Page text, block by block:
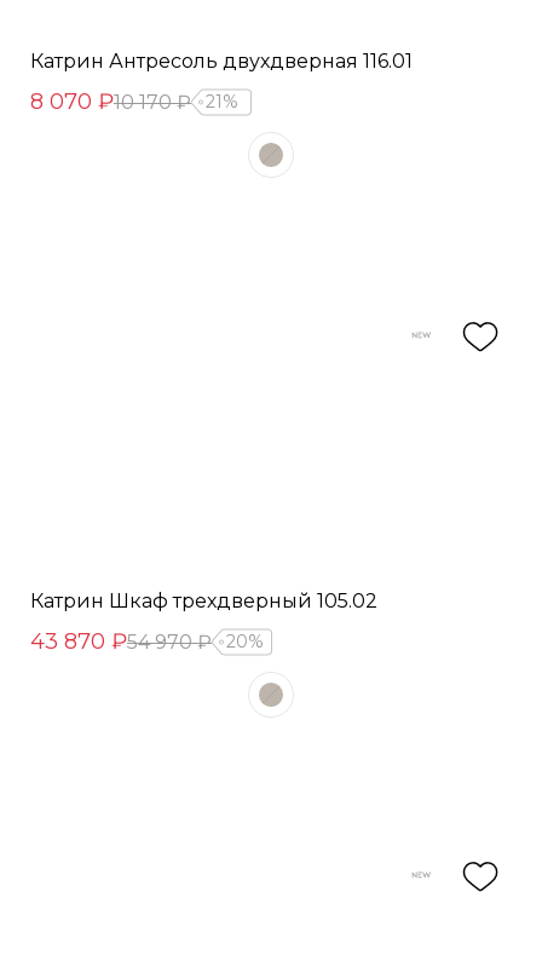
Катрин Антресоль двухдверная 116.01
8 070 ₽10 170 ₽ 21%
Катрин Шкаф трехдверный 105.02
43 870 ₽54 970 ₽ 20%